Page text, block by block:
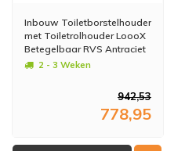
Inbouw Toiletborstelhouder
met Toiletrolhouder LoooX
Betegelbaar RVS Antraciet
CL92 - 3 Weken
942,53
778,95